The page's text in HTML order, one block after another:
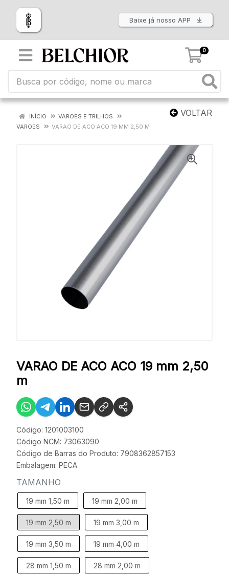
Baixe já nosso APP
0
VOLTAR
INÍCIO
VAROES E TRILHOS
VAROES
VARAO DE ACO ACO 19 MM 2,50 M
VARAO DE ACO ACO 19 mm 2,50
m
Código: 1201003100
Código NCM: 73063090
Código de Barras do Produto: 7908362857153
Embalagem: PECA
TAMANHO
19 mm 1,50 m 19 mm 2,00 m
19 mm 2,50 m 19 mm 3,00 m
19 mm 3,50 m 19 mm 4,00 m
28 mm 1,50 m 28 mm 2,00 m